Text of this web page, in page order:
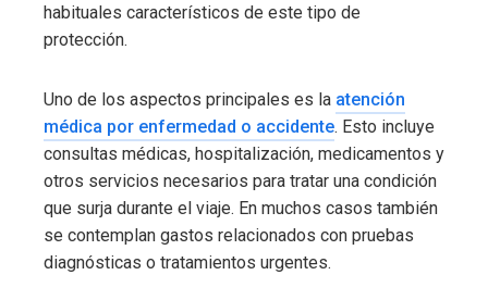
habituales característicos de este tipo de
protección.
Uno de los aspectos principales es la atención
médica por enfermedad o accidente. Esto incluye
consultas médicas, hospitalización, medicamentos y
otros servicios necesarios para tratar una condición
que surja durante el viaje. En muchos casos también
se contemplan gastos relacionados con pruebas
diagnósticas o tratamientos urgentes.